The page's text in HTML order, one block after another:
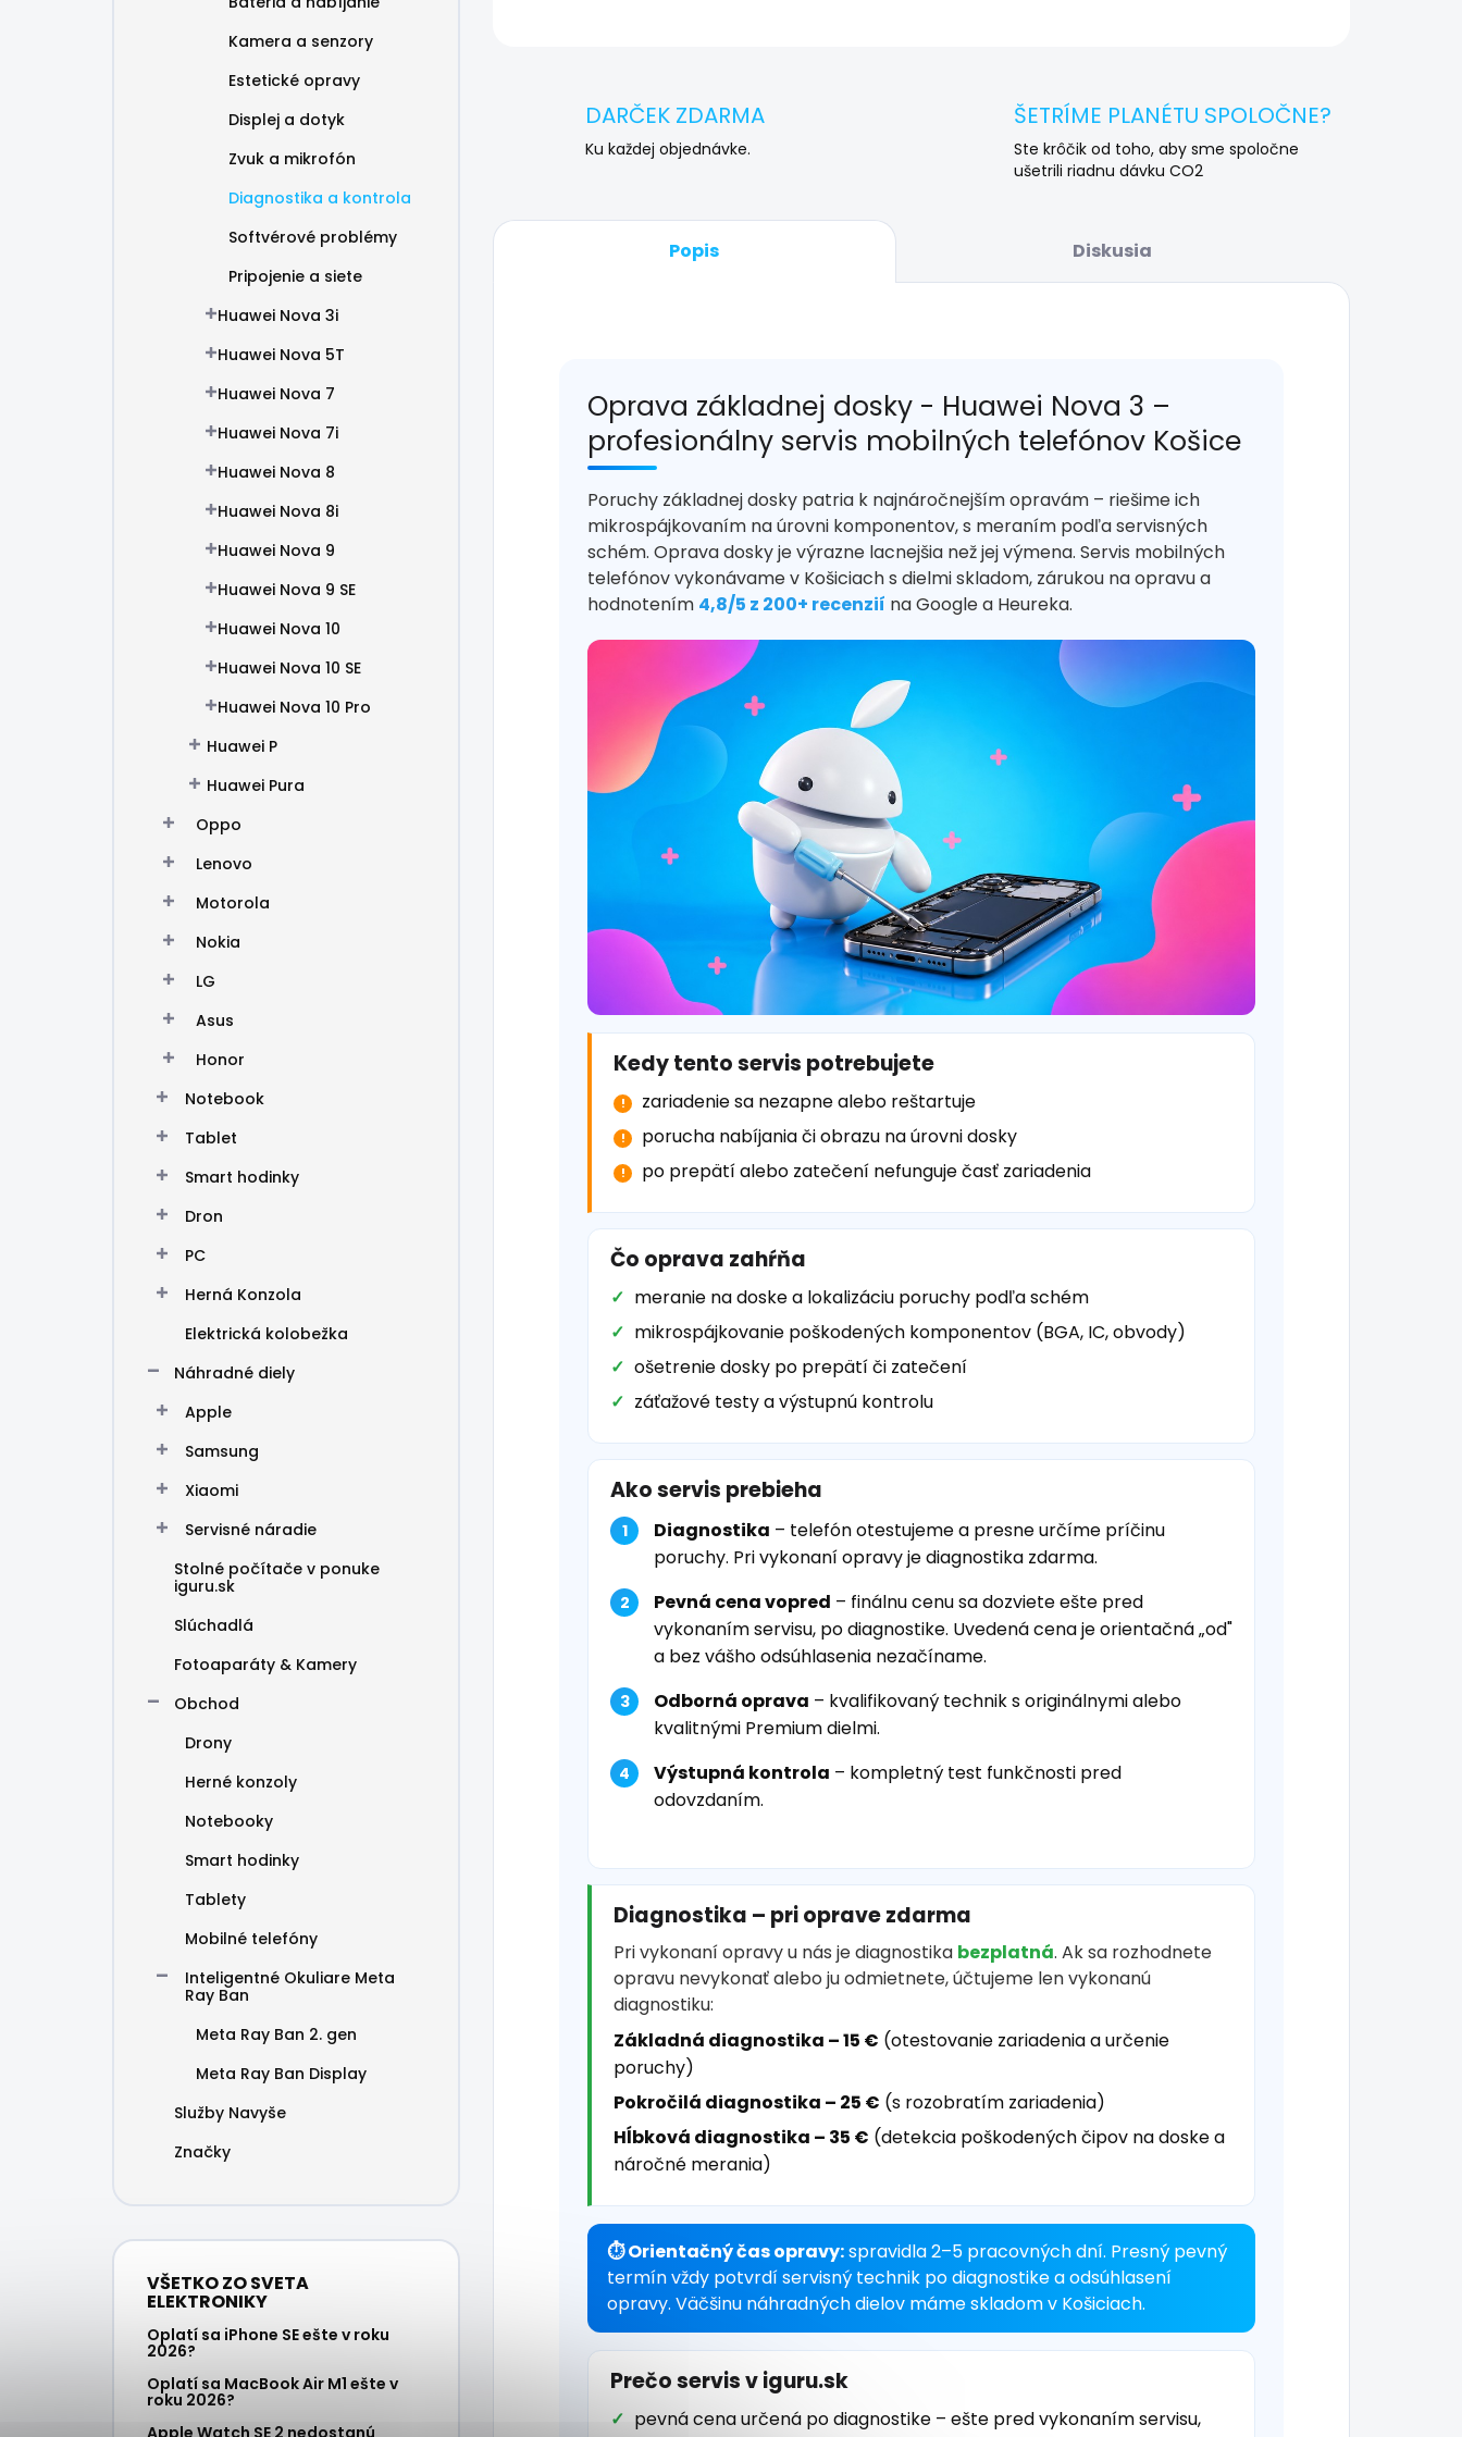
Kamera a senzory
Estetické opravy
Displej a dotyk
Zvuk a mikrofón
Diagnostika a kontrola
Softvérové problémy
Pripojenie a siete
Huawei Nova 3i
Huawei Nova 5T
Huawei Nova 7
Huawei Nova 7i
Huawei Nova 8
Huawei Nova 8i
Huawei Nova 9
Huawei Nova 9 SE
Huawei Nova 10
Huawei Nova 10 SE
Huawei Nova 10 Pro
Huawei P
Huawei Pura
Oppo
Lenovo
Motorola
Nokia
LG
Asus
Honor
Notebook
Tablet
Smart hodinky
Dron
PC
Herná Konzola
Elektrická kolobežka
Náhradné diely
Apple
Samsung
Xiaomi
Servisné náradie
Stolné počítače v ponuke
iguru.sk
Slúchadlá
Fotoaparáty & Kamery
Obchod
Drony
Herné konzoly
Notebooky
Smart hodinky
Tablety
Mobilné telefóny
Inteligentné Okuliare Meta
Ray Ban
Meta Ray Ban 2. gen
Meta Ray Ban Display
Služby Navyše
Značky
VŠETKO ZO SVETA
ELEKTRONIKY
Oplatí sa iPhone SE ešte v roku
2026?
Oplatí sa MacBook Air M1 ešte v
roku 2026?
Apple Watch SE 2 nedostanú
DARČEK ZDARMA
Ku každej objednávke.
ŠETRÍME PLANÉTU SPOLOČNE?
Ste krôčik od toho, aby sme spoločne
ušetrili riadnu dávku CO2
Popis Diskusia
Oprava základnej dosky - Huawei Nova 3 –
profesionálny servis mobilných telefónov Košice
Poruchy základnej dosky patria k najnáročnejším opravám – riešime ich
mikrospájkovaním na úrovni komponentov, s meraním podľa servisných
schém. Oprava dosky je výrazne lacnejšia než jej výmena. Servis mobilných
telefónov vykonávame v Košiciach s dielmi skladom, zárukou na opravu a
hodnotením 4,8/5 z 200+ recenzií na Google a Heureka.
Kedy tento servis potrebujete
zariadenie sa nezapne alebo reštartuje
porucha nabíjania či obrazu na úrovni dosky
po prepätí alebo zatečení nefunguje časť zariadenia
Čo oprava zahŕňa
meranie na doske a lokalizáciu poruchy podľa schém
mikrospájkovanie poškodených komponentov (BGA, IC, obvody)
ošetrenie dosky po prepätí či zatečení
záťažové testy a výstupnú kontrolu
Ako servis prebieha
Diagnostika – telefón otestujeme a presne určíme príčinu
poruchy. Pri vykonaní opravy je diagnostika zdarma.
Pevná cena vopred – finálnu cenu sa dozviete ešte pred
vykonaním servisu, po diagnostike. Uvedená cena je orientačná „od"
a bez vášho odsúhlasenia nezačíname.
Odborná oprava – kvalifikovaný technik s originálnymi alebo
kvalitnými Premium dielmi.
Výstupná kontrola – kompletný test funkčnosti pred
odovzdaním.
Diagnostika – pri oprave zdarma
Pri vykonaní opravy u nás je diagnostika bezplatná. Ak sa rozhodnete
opravu nevykonať alebo ju odmietnete, účtujeme len vykonanú
diagnostiku:
Základná diagnostika – 15 € (otestovanie zariadenia a určenie
poruchy)
Pokročilá diagnostika – 25 € (s rozobratím zariadenia)
Hĺbková diagnostika – 35 € (detekcia poškodených čipov na doske a
náročné merania)
⏱ Orientačný čas opravy:spravidla 2–5 pracovných dní. Presný pevný
termín vždy potvrdí servisný technik po diagnostike a odsúhlasení
opravy. Väčšinu náhradných dielov máme skladom v Košiciach.
Prečo servis v iguru.sk
pevná cena určená po diagnostike – ešte pred vykonaním servisu,